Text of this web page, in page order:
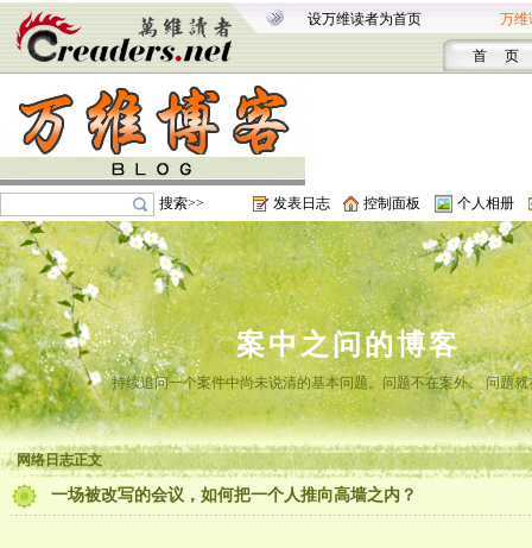
设万维读者为首页 万维
首 页
搜索>> 发表日志 控制面板 个人相册
案中之问的博客
持续追问一个案件中尚未说清的基本问题。问题不在案外。 问题就
网络日志正文
一场被改写的会议，如何把一个人推向高墙之内？